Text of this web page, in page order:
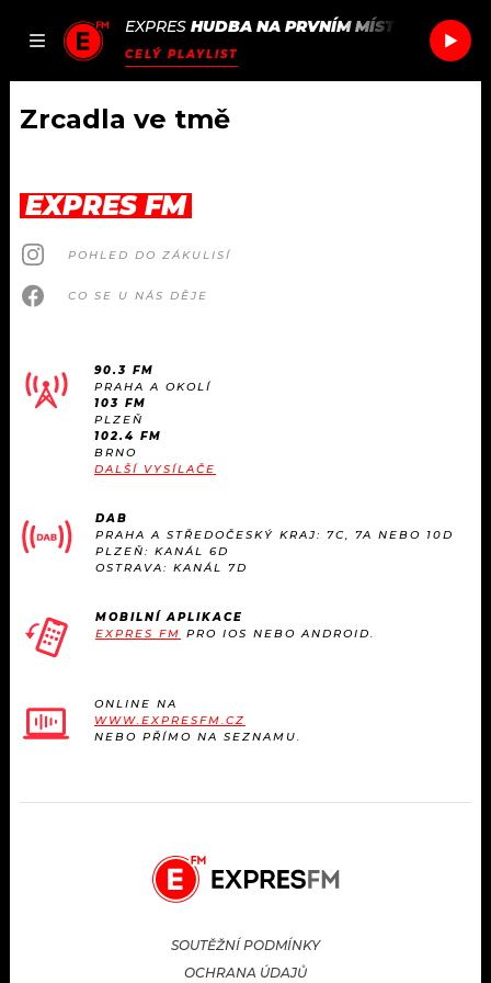
JAK
SEZNAM.CZ
EXPRES HUDBA NA PRVNÍM MÍSTĚ OH
CELÝ PLAYLIST
DOMŮ
ČLÁNKY
AKTUÁLNĚ
ROZHOVORY
#NEBUDUDOMA
KVÍZY
TRENDY
KULTURA
PODCASTY
RÁDIO
APLIKACE
PROGRAM
PLAYLIST
JAK NALADIT
SOUTĚŽE
Zrcadla ve tmě
EXPRES FM
POHLED DO ZÁKULISÍ
CO SE U NÁS DĚJE
90.3 FM
PRAHA A OKOLÍ
103 FM
PLZEŇ
102.4 FM
BRNO
DALŠÍ VYSÍLAČE
DAB
PRAHA A STŘEDOČESKÝ KRAJ: 7C, 7A NEBO 10D
PLZEŇ: KANÁL 6D
OSTRAVA: KANÁL 7D
MOBILNÍ APLIKACE
EXPRES FM PRO IOS NEBO ANDROID.
ONLINE NA
WWW.EXPRESFM.CZ
NEBO PŘÍMO NA SEZNAMU.
SOUTĚŽNÍ PODMÍNKY
OCHRANA ÚDAJŮ